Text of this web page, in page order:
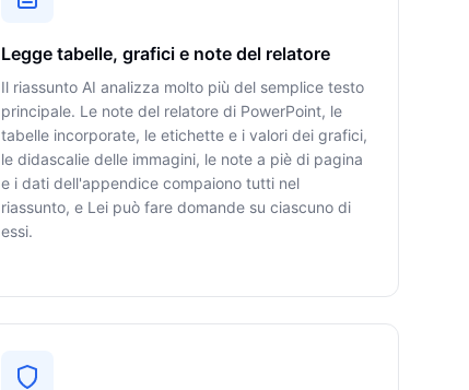
Legge tabelle, grafici e note del relatore
Il riassunto AI analizza molto più del semplice testo
principale. Le note del relatore di PowerPoint, le
tabelle incorporate, le etichette e i valori dei grafici,
le didascalie delle immagini, le note a piè di pagina
e i dati dell'appendice compaiono tutti nel
riassunto, e Lei può fare domande su ciascuno di
essi.